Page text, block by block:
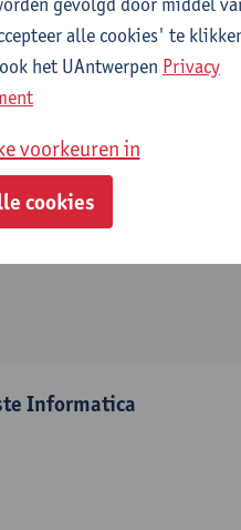
Van Uytsel Femke Wouters
Berkvens Rreze Halili
Informatica
alle cookies' te
het UAntwerpen Privacy
voorkeuren in
cookies